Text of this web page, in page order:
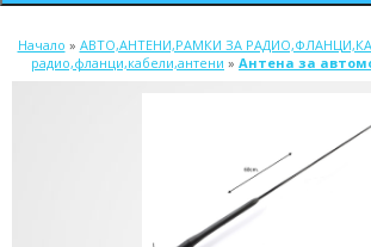
Начало » АВТО,АНТЕНИ,РАМКИ ЗА
радио,фланци,кабели,антени » Антена за